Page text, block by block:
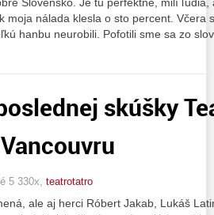
moja nálada klesla o sto percent. Včera
hanbu neurobili. Pofotili sme sa zo
skúšky
5 330x, teatrotatro
ale aj herci Róbert Jakab, Lukáš